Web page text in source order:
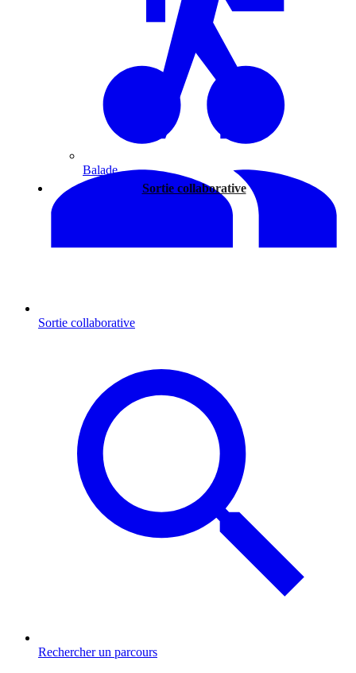
Balade
Sortie collaborative
Sortie collaborative
Rechercher un parcours